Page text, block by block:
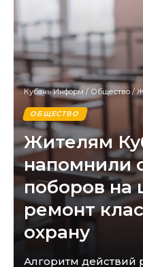
Кубань Информ / Общество /
ОБЩЕСТВО
Жителям
напомнили
поборов на
ремонт
охрану
Алгоритм действий